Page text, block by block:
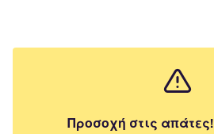
Προσοχή στις απάτες!